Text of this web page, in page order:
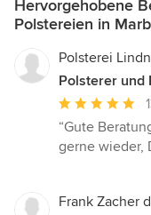
Hervorgehobene
Polstereien in
Polsterei
Polsterer und
Bewertung:
5
Sternen
“Gute
gerne wieder,
Frank Zacher